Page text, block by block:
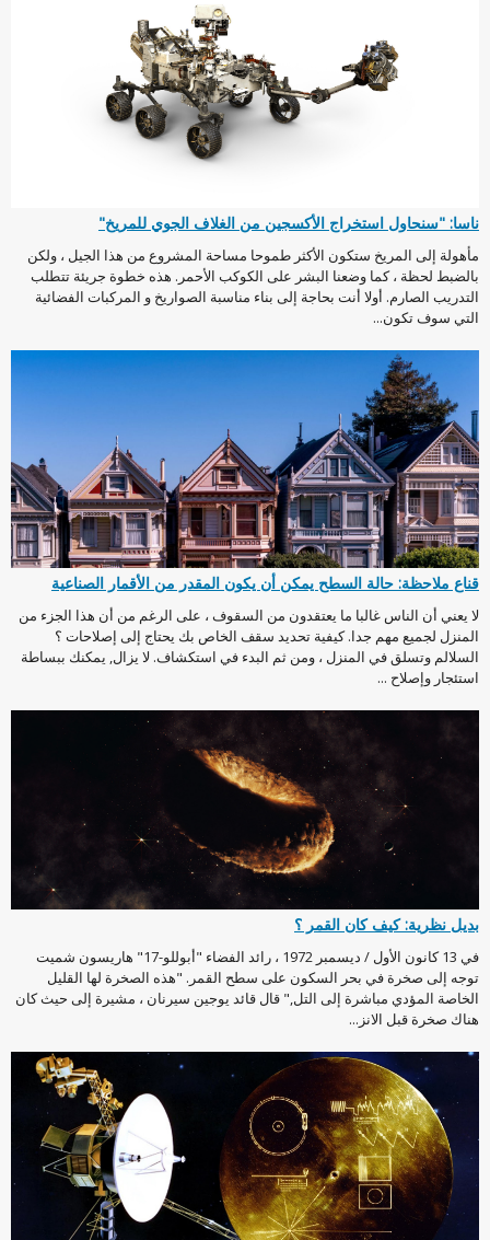
ناسا: "سنحاول استخراج الأكسجين من الغلاف الجوي للمريخ"
مأهولة إلى المريخ ستكون الأكثر طموحا مساحة المشروع من هذا الجيل ، ولكن
بالضبط لحظة ، كما وضعنا البشر على الكوكب الأحمر. هذه خطوة جريئة تتطلب
التدريب الصارم. أولا أنت بحاجة إلى بناء مناسبة الصواريخ و المركبات الفضائية
التي سوف تكون...
قناع ملاحظة: حالة السطح يمكن أن يكون المقدر من الأقمار الصناعية
لا يعني أن الناس غالبا ما يعتقدون من السقوف ، على الرغم من أن هذا الجزء من
المنزل لجميع مهم جدا. كيفية تحديد سقف الخاص بك يحتاج إلى إصلاحات ؟
السلالم وتسلق في المنزل ، ومن ثم البدء في استكشاف. لا يزال, يمكنك ببساطة
استئجار وإصلاح ...
بديل نظرية: كيف كان القمر ؟
في 13 كانون الأول / ديسمبر 1972 ، رائد الفضاء "أبوللو-17" هاريسون شميت
توجه إلى صخرة في بحر السكون على سطح القمر. "هذه الصخرة لها القليل
الخاصة المؤدي مباشرة إلى التل," قال قائد يوجين سيرنان ، مشيرة إلى حيث كان
هناك صخرة قبل الانز...